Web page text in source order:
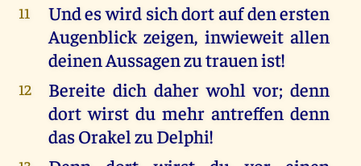
11
Und es wird sich dort auf den ersten
Augenblick zeigen, inwieweit allen
deinen Aussagen zu trauen ist!
12
Bereite dich daher wohl vor; denn
dort wirst du mehr antreffen denn
das Orakel zu Delphi!